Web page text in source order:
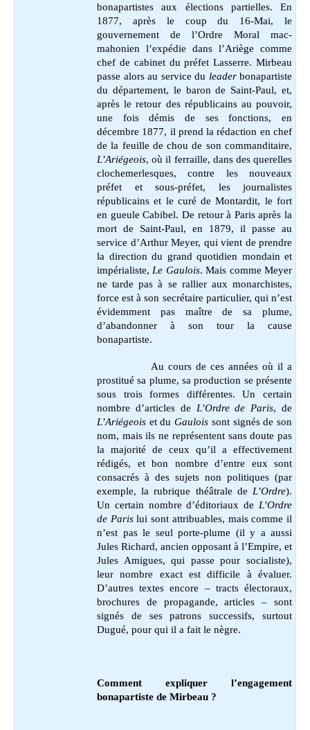
bonapartistes aux élections partielles. En
1877, après le coup du 16-Mai, le
gouvernement de l’Ordre Moral mac-
mahonien l’expédie dans l’Ariège comme
chef de cabinet du préfet Lasserre. Mirbeau
passe alors au service du leaderbonapartiste
du département, le baron de Saint-Paul, et,
après le retour des républicains au pouvoir,
une fois démis de ses fonctions, en
décembre 1877, il prend la rédaction en chef
de la feuille de chou de son commanditaire,
L’Ariégeois, où il ferraille, dans des querelles
clochemerlesques, contre les nouveaux
préfet et sous-préfet, les journalistes
républicains et le curé de Montardit, le fort
en gueule Cabibel. De retour à Paris après la
mort de Saint-Paul, en 1879, il passe au
service d’Arthur Meyer, qui vient de prendre
la direction du grand quotidien mondain et
impérialiste, Le Gaulois. Mais comme Meyer
ne tarde pas à se rallier aux monarchistes,
force est à son secrétaire particulier, qui n’est
évidemment pas maître de sa plume,
d’abandonner à son tour la cause
bonapartiste.
Au cours de ces années où il a
prostitué sa plume, sa production se présente
sous trois formes différentes. Un certain
nombre d’articles de L’Ordre de Paris, de
L’Ariégeois et duGaulois sont signés de son
nom, mais ils ne représentent sans doute pas
la majorité de ceux qu’il a effectivement
rédigés, et bon nombre d’entre eux sont
consacrés à des sujets non politiques (par
exemple, la rubrique théâtrale de L’Ordre).
Un certain nombre d’éditoriaux de L’Ordre
de Parislui sont attribuables, mais comme il
n’est pas le seul porte-plume (il y a aussi
Jules Richard, ancien opposant à l’Empire, et
Jules Amigues, qui passe pour socialiste),
leur nombre exact est difficile à évaluer.
D’autres textes encore – tracts électoraux,
brochures de propagande, articles – sont
signés de ses patrons successifs, surtout
Dugué, pour qui il a fait le nègre.
Comment expliquer l’engagement
bonapartiste de Mirbeau ?